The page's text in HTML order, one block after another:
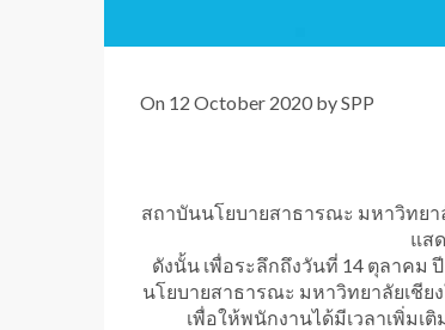
On 12 October 2020 by SPP
สถาบันนโยบายสาธารณะ มหาวิทย
แส
ดังนั้น เพื่อระลึกถึงวันที่ 14 ตุลาคม
นโยบายสาธารณะ มหาวิทยาลัยเชีย
เพื่อให้พนักงานได้มีเวลาเพิ่มเ